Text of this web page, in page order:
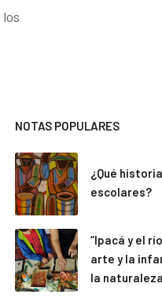
NOTAS POPULARES
¿Qué
escolares?
“Ipacá y el
arte y la
la naturaleza